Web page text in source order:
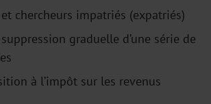
chercheurs impatriés (expatriés)
graduelle d’une série de
à l’impôt sur les revenus